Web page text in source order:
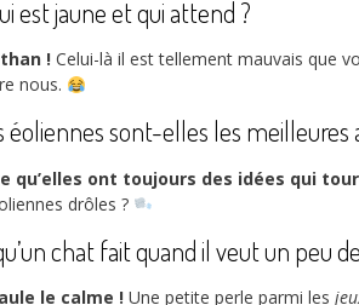
est jaune et qui attend ?
! Celui-là il est tellement mauvais que
nous.
éoliennes sont-elles les meilleures
qu’elles ont toujours des idées qui
drôles ?
chat fait quand il veut un peu
le calme ! Une petite perle parmi les